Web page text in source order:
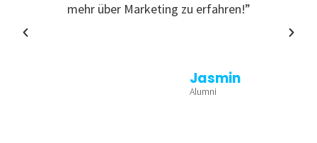
mehr über Marketing zu erfahren!”
Jasmin
Alumni